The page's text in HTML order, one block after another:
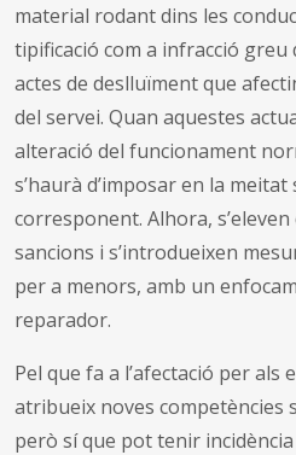
material rodant dins les
tipificació com a infracció greu
actes de deslluïment que
del servei. Quan aquestes
alteració del funcionament
s’haurà d’imposar en la
corresponent. Alhora,
sancions i s’introdueixen
per a menors, amb un
reparador.
Pel que fa a l’afectació per als
atribueix noves competències
però sí que pot tenir